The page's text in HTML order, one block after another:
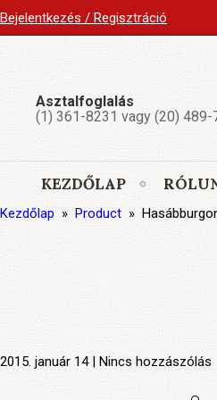
Bejelentkezés / Regisztráció
Asztalfoglalás
(1) 361-8231 vagy (20) 489-
KEZDŐLAP
Kezdőlap » Product »
2015. január 14 | Nincs hozzászólás